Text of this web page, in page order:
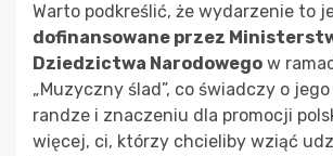
Warto podkreślić, że wydarzenie to
dofinansowane przez
Dziedzictwa Narodowego w
„Muzyczny ślad”, co świadczy o
randze i znaczeniu dla promocji
więcej, ci, którzy chcieliby wziąć